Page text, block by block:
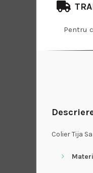
Pentru
Colier Tija